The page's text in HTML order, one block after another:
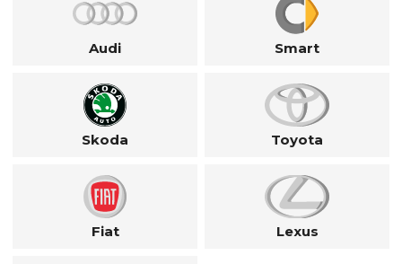
Audi Smart
Skoda Toyota
Fiat Lexus